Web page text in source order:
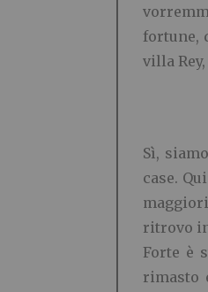
fortune,
villa
Sì,
case.
ritrovo
Forte è
rimasto